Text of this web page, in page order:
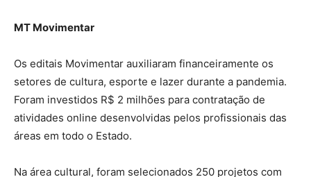
MT Movimentar
Os editais Movimentar auxiliaram financeiramente os
setores de cultura, esporte e lazer durante a pandemia.
Foram investidos R$ 2 milhões para contratação de
atividades online desenvolvidas pelos profissionais das
áreas em todo o Estado.
Na área cultural, foram selecionados 250 projetos com